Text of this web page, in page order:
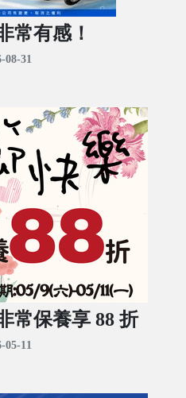
常有感！
08-31
常保養享 88 折
05-11